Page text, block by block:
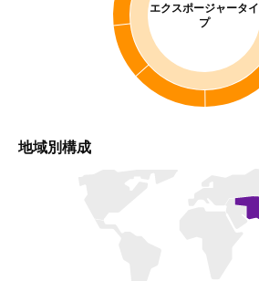
エクスポージャータイ
プ
地域別構成